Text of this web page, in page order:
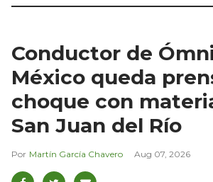
Conductor de
México queda
choque con
San Juan del Río
Martín García Chavero Aug 07, 2026